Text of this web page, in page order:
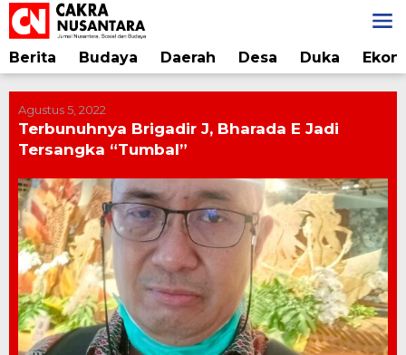
Lewati
ke
konten
Berita Budaya Daerah Desa Duka
Agustus 5, 2022
Terbunuhnya Brigadir J, Bharada E Jadi
Tersangka “Tumbal”